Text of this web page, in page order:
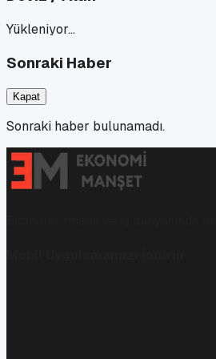
Yükleniyor…
Sonraki Haber
Kapat
Sonraki haber bulunamadı.